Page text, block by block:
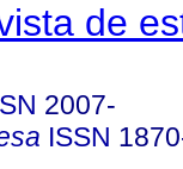
de
2007-
ISSN